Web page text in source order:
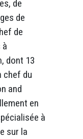
de
de
de
dont 13
chef du
and
en
à
sur la